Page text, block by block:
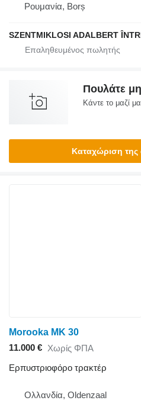
Ρουμανία, Borș
Πουλάτε
Κάντε το μαζί
Καταχώριση της
Morooka MK 30
11.000 € Χωρίς ΦΠΑ
Ερπυστριοφόρο τρακτέρ
Ολλανδία, Oldenzaal